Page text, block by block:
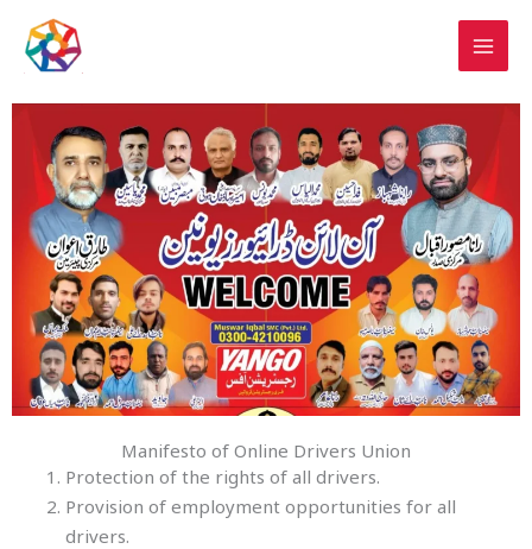
content
Manifesto of Online Drivers Union
Protection of the rights of all drivers.
Provision of employment opportunities for all
drivers.